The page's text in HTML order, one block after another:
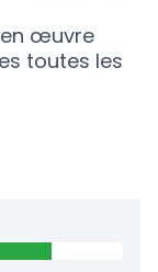
œuvre
toutes les